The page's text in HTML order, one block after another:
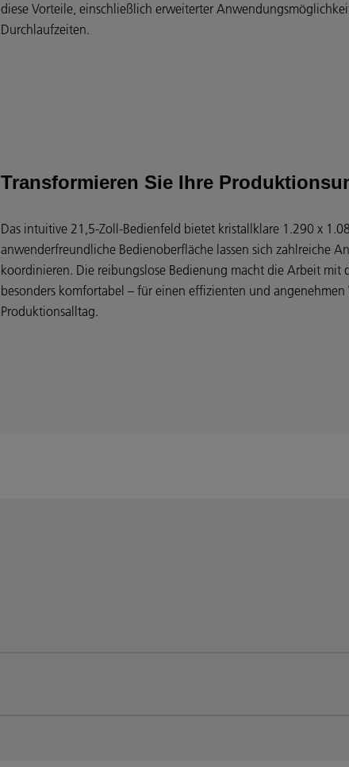
diese Vorteile, einschließlich erweiterter
Durchlaufzeiten.
Transformieren Sie Ihre
Das intuitive 21,5-Zoll-Bedienfeld bietet kristallklare 1.290 x
anwenderfreundliche Bedienoberfläche lassen sich zahlreiche
koordinieren. Die reibungslose Bedienung macht die Arbeit mit
besonders komfortabel – für einen effizienten und
Produktionsalltag.